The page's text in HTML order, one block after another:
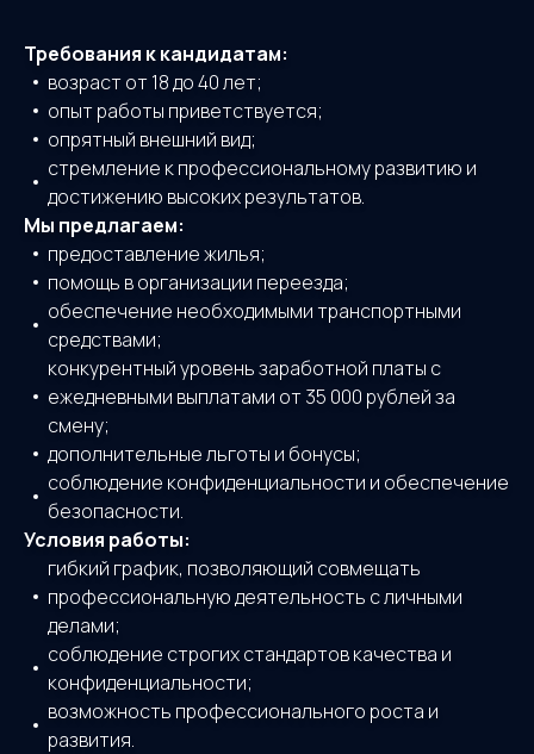
Требования к кандидатам:
возраст от 18 до 40 лет;
опыт работы приветствуется;
опрятный внешний вид;
стремление к профессиональному развитию и
достижению высоких результатов.
Мы предлагаем:
предоставление жилья;
помощь в организации переезда;
обеспечение необходимыми транспортными
средствами;
конкурентный уровень заработной платы с
ежедневными выплатами от 35 000 рублей за
смену;
дополнительные льготы и бонусы;
соблюдение конфиденциальности и обеспечение
безопасности.
Условия работы:
гибкий график, позволяющий совмещать
профессиональную деятельность с личными
делами;
соблюдение строгих стандартов качества и
конфиденциальности;
возможность профессионального роста и
развития.